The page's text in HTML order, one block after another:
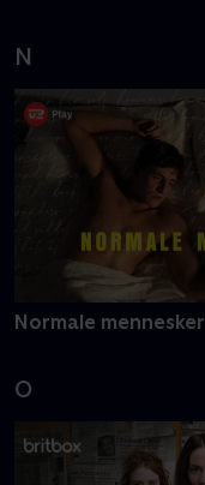
N
Normale mennesker
O